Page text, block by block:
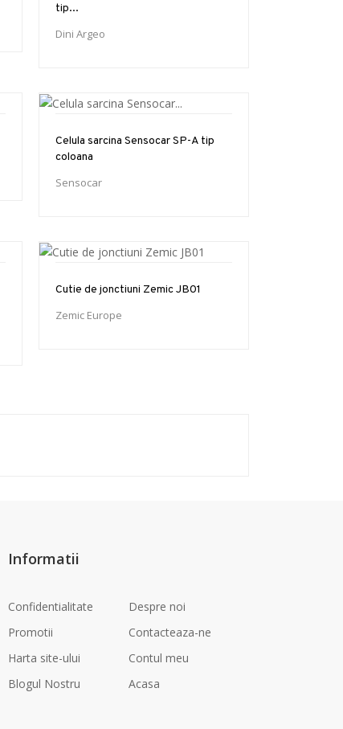
tip...
Dini Argeo
Celula sarcina Sensocar SP-A tip
coloana
Sensocar
Cutie de jonctiuni Zemic JB01
Zemic Europe
Informatii
Confidentialitate
Despre noi
Promotii
Contacteaza-ne
Harta site-ului
Contul meu
Blogul Nostru
Acasa